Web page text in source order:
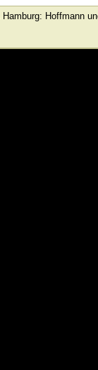
Hamburg: Hoffmann